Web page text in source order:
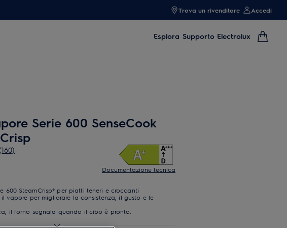
Trova un rivenditore Accedi
Esplora Supporto Electrolux
Serie 600 SenseCook
Documentazione tecnica
600 SteamCrisp® per piatti teneri e croccanti
il vapore per migliorare la consistenza, il gusto e le
il forno segnala quando il cibo è pronto.